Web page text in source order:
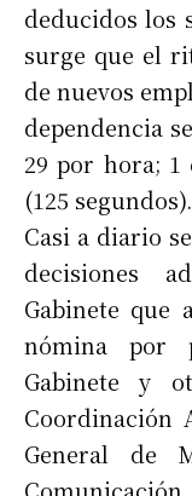
deducidos los
surge que el
de nuevos
dependencia
29 por hora; 1
(125 segundos).
Casi a diario
decisiones
Gabinete que
nómina por
Gabinete y
Coordinación
General de